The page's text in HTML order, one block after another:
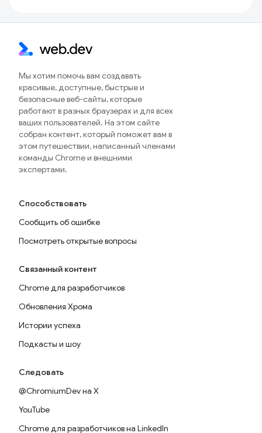
Мы хотим помочь вам создавать
красивые, доступные, быстрые и
безопасные веб-сайты, которые
работают в разных браузерах и для всех
ваших пользователей. На этом сайте
собран контент, который поможет вам в
этом путешествии, написанный членами
команды Chrome и внешними
экспертами.
Способствовать
Сообщить об ошибке
Посмотреть открытые вопросы
Связанный контент
Chrome для разработчиков
Обновления Хрома
Истории успеха
Подкасты и шоу
Следовать
@ChromiumDev на X
YouTube
Chrome для разработчиков на LinkedIn